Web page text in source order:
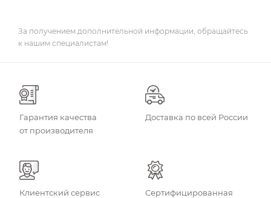
За получением дополнительной информации, обращайтесь
к нашим специалистам!
Гарантия качества
от производителя
Доставка по всей России
Клиентский сервис
Сертифицированная